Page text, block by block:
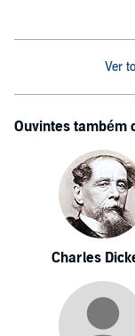
Ver
Ouvintes também
Charles